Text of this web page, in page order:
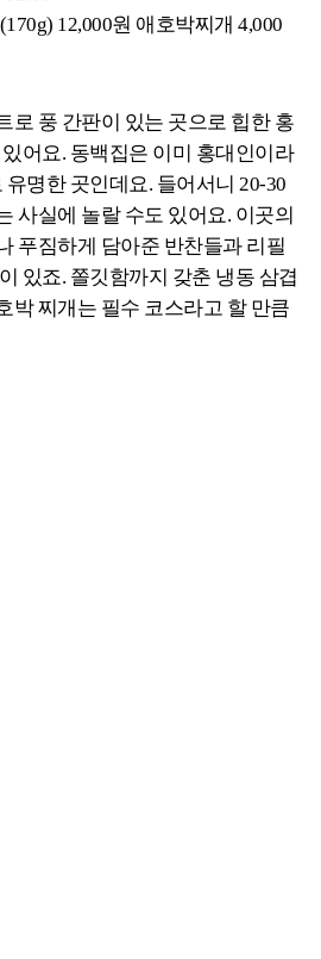
12,000원 애호박찌개 4,000
로 풍 간판이 있는 곳으로 힙한 홍
어요. 동백집은 이미 홍대인이라
유명한 곳인데요. 들어서니 20-30
사실에 놀랄 수도 있어요. 이곳의
푸짐하게 담아준 반찬들과 리필
있죠. 쫄깃함까지 갖춘 냉동 삼겹
박 찌개는 필수 코스라고 할 만큼